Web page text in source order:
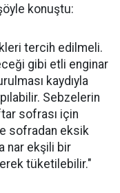
konuştu:
tercih edilmeli.
gibi etli enginar
kaydıyla
Sebzelerin
sofrası için
sofradan eksik
nar ekşili bir
tüketilebilir."